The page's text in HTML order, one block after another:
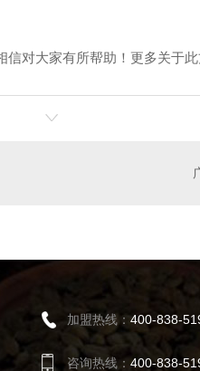
大家有所帮助！更多关于此
加盟热线： 400-838-
咨询热线： 400-838-